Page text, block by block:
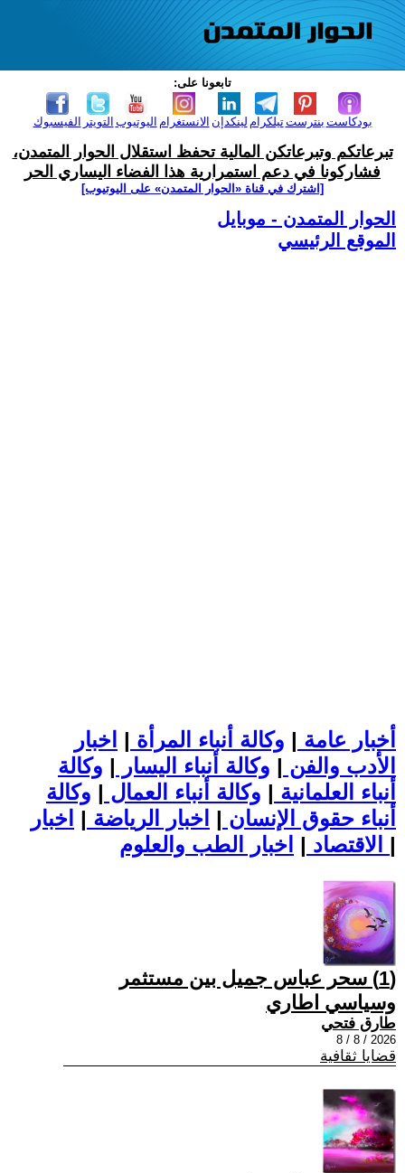
تابعونا على:
الفيسبوك التويتر اليوتيوب الانستغرام لينكدإن تيلكرامبنترست بودكاست
تبرعاتكم وتبرعاتكن المالية تحفظ استقلال الحوار المتمدن،
فشاركونا في دعم استمرارية هذا الفضاء اليساري الحر
[اشترك في قناة ‫«الحوار المتمدن» على اليوتيوب]
الحوار المتمدن - موبايل
الموقع الرئيسي
أخبار عامة | وكالة أنباء المرأة | اخبار
الأدب والفن | وكالة أنباء اليسار | وكالة
أنباء العلمانية | وكالة أنباء العمال | وكالة
أنباء حقوق الإنسان | اخبار الرياضة | اخبار
الاقتصاد | |
(1) سحر عباس جميل بين مستثمر
وسياسي اطاري
طارق فتحي
2026 / 8 / 8
قضايا ثقافية